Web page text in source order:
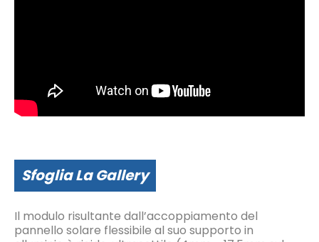
Sfoglia La Gallery
Il modulo risultante dall’accoppiamento del
pannello solare flessibile al suo supporto in